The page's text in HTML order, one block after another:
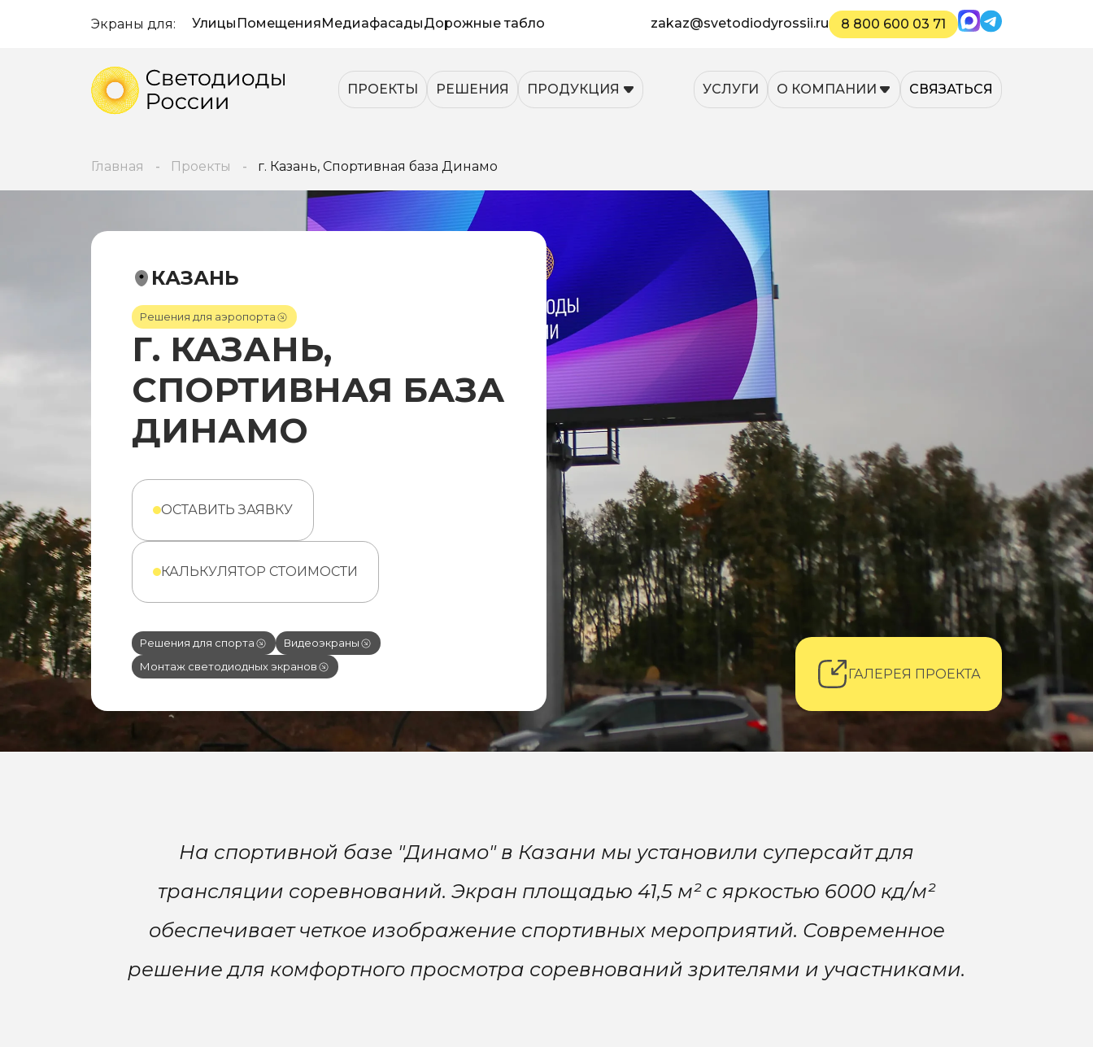
Экраны для: Улицы ПомещенияМедиафасадыДорожные табло zakaz@svetodiodyrossii.ru 8 800 600 03 71 MaxTelegram
ПРОЕКТЫ РЕШЕНИЯ ПРОДУКЦИЯ УСЛУГИ О КОМПАНИИ СВЯЗАТЬСЯ
Главная Проекты г. Казань, Спортивная база Динамо
КАЗАНЬ
Решения для аэропорта
Г. КАЗАНЬ,
СПОРТИВНАЯ БАЗА
ДИНАМО
ОСТАВИТЬ ЗАЯВКУ
КАЛЬКУЛЯТОР СТОИМОСТИ
Решения для спорта
Видеоэкраны
Монтаж светодиодных экранов
ГАЛЕРЕЯ ПРОЕКТА
На спортивной базе "Динамо" в Казани мы установили суперсайт для
трансляции соревнований. Экран площадью 41,5 м² с яркостью 6000 кд/м²
обеспечивает четкое изображение спортивных мероприятий. Современное
решение для комфортного просмотра соревнований зрителями и участниками.